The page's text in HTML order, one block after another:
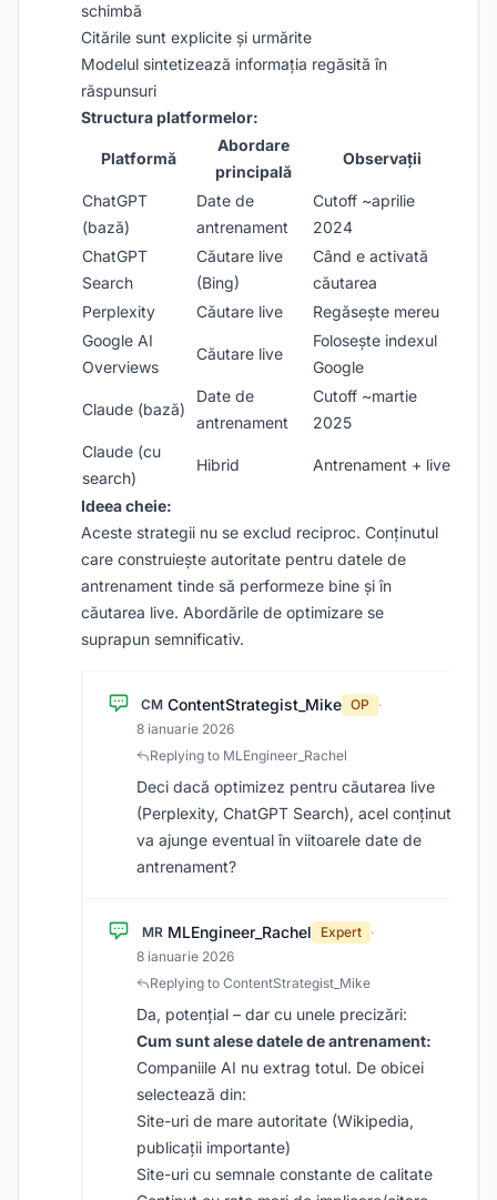
schimbă
Citările sunt explicite și urmărite
Modelul sintetizează informația regăsită în
răspunsuri
Structura platformelor:
Platformă
Abordare
principală
Observații
ChatGPT
(bază)
Date de
antrenament
Cutoff ~aprilie
2024
ChatGPT
Search
Căutare live
(Bing)
Când e activată
căutarea
Perplexity
Căutare live
Regăsește mereu
Google AI
Overviews
Căutare live
Folosește indexul
Google
Claude (bază)
Date de
antrenament
Cutoff ~martie
2025
Claude (cu
search)
Hibrid Antrenament + live
Ideea cheie:
Aceste strategii nu se exclud reciproc. Conținutul
care construiește autoritate pentru datele de
antrenament tinde să performeze bine și în
căutarea live. Abordările de optimizare se
suprapun semnificativ.
CM ContentStrategist_Mike OP
·
8 ianuarie 2026
Replying to MLEngineer_Rachel
Deci dacă optimizez pentru căutarea live
(Perplexity, ChatGPT Search), acel conținut
va ajunge eventual în viitoarele date de
antrenament?
MR MLEngineer_Rachel Expert ·
8 ianuarie 2026
Replying to ContentStrategist_Mike
Da, potențial – dar cu unele precizări:
Cum sunt alese datele de antrenament:
Companiile AI nu extrag totul. De obicei
selectează din:
Site-uri de mare autoritate (Wikipedia,
publicații importante)
Site-uri cu semnale constante de calitate